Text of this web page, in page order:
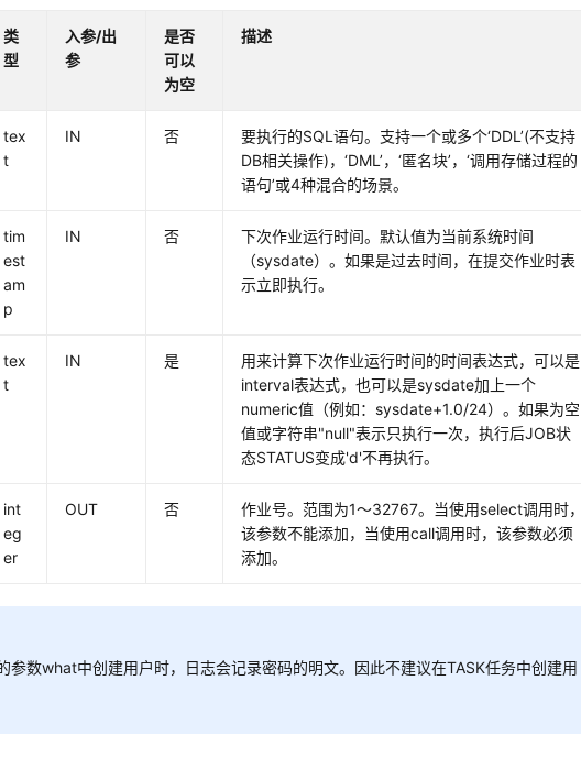
类
型
入参/出
参
是否
可以
为空
描述
tex
t
IN 否
要执行的SQL语句。支持一个或多个‘DDL’(不支持
DB相关操作)，‘DML’，‘匿名块’，‘调用存储过程的
语句’或4种混合的场景。
tim
est
am
p
IN 否
下次作业运行时间。默认值为当前系统时间
（sysdate）。如果是过去时间，在提交作业时表
示立即执行。
tex
t
IN 是
用来计算下次作业运行时间的时间表达式，可以是
interval表达式，也可以是sysdate加上一个
numeric值（例如：sysdate+1.0/24）。如果为空
值或字符串"null"表示只执行一次，执行后JOB状
态STATUS变成'd'不再执行。
int
eg
er
OUT 否
作业号。范围为1～32767。当使用select调用时，
该参数不能添加，当使用call调用时，该参数必须
添加。
参数what中创建用户时，日志会记录密码的明文。因此不建议在TASK任务中创建用